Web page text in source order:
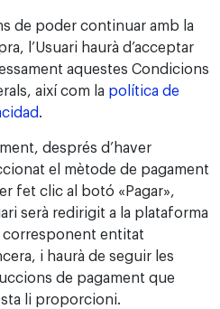
de poder continuar amb la
l’Usuari haurà d’acceptar
aquestes Condicions
així com la política de
.
després d’haver
el mètode de pagament
fet clic al botó «Pagar»,
serà redirigit a la plataforma
corresponent entitat
i haurà de seguir les
de pagament que
li proporcioni.